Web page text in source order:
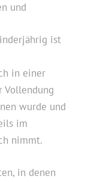
und
ist
in einer
Vollendung
wurde und
im
nimmt.
in denen